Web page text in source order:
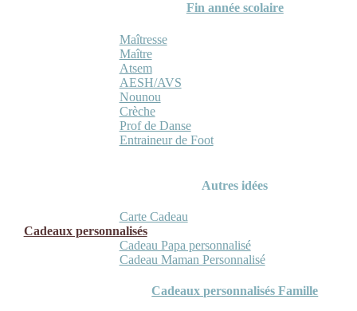
Fin année scolaire
Maîtresse
Maître
Atsem
AESH/AVS
Nounou
Crèche
Prof de Danse
Entraineur de Foot
Autres idées
Carte Cadeau
Cadeaux personnalisés
Cadeau Papa personnalisé
Cadeau Maman Personnalisé
Cadeaux personnalisés Famille